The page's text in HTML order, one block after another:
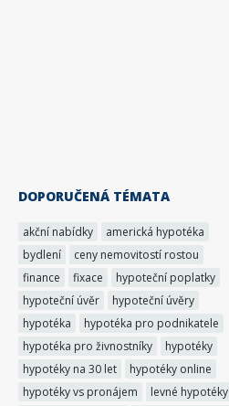
DOPORUČENÁ TÉMATA
akční nabídky
americká hypotéka
bydlení
ceny nemovitostí rostou
finance
fixace
hypoteční poplatky
hypoteční úvěr
hypoteční úvěry
hypotéka
hypotéka pro podnikatele
hypotéka pro živnostníky
hypotéky
hypotéky na 30 let
hypotéky online
hypotéky vs pronájem
levné hypotéky